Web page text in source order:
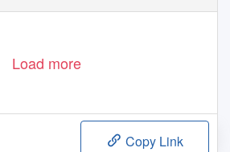
Load more
Copy Link